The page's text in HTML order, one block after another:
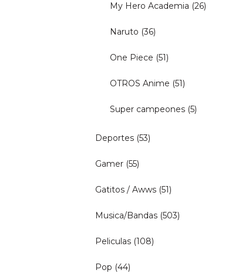
My Hero Academia (26)
Naruto (36)
One Piece (51)
OTROS Anime (51)
Super campeones (5)
Deportes (53)
Gamer (55)
Gatitos / Awws (51)
Musica/Bandas (503)
Peliculas (108)
Pop (44)